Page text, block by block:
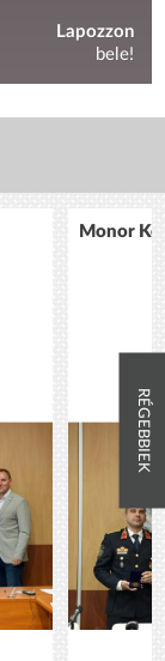
Lapozzon
bele!
Monor
RÉGEBBIEK